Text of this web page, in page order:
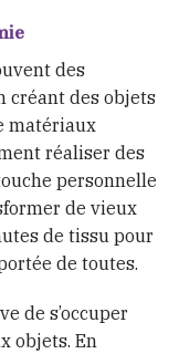
des
créant des objets
matériaux
réaliser des
personnelle
de vieux
de tissu pour
de toutes.
de s’occuper
objets. En